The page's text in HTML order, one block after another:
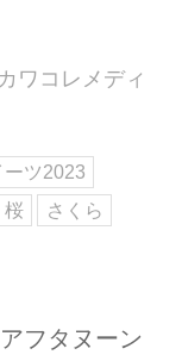
カワコレメディ
ーツ2023
桜
さくら
フタヌーン